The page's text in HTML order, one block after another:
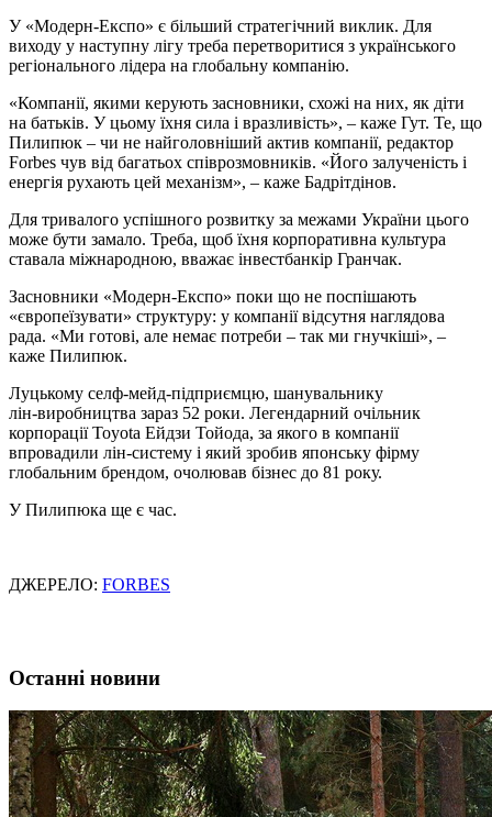
У «Модерн‑Експо» є більший стратегічний виклик. Для
виходу у наступну лігу треба перетворитися з українського
регіонального лідера на глобальну компанію.
«Компанії, якими керують засновники, схожі на них, як діти
на батьків. У цьому їхня сила і вразливість», – каже Гут. Те, що
Пилипюк – чи не найголовніший актив компанії, редактор
Forbes чув від багатьох співрозмовників. «Його залученість і
енергія рухають цей механізм», – каже Бадрітдінов.
Для тривалого успішного розвитку за межами України цього
може бути замало. Треба, щоб їхня корпоративна культура
ставала міжнародною, вважає інвестбанкір Гранчак.
Засновники «Модерн‑Експо» поки що не поспішають
«європеїзувати» структуру: у компанії відсутня наглядова
рада. «Ми готові, але немає потреби – так ми гнучкіші», –
каже Пилипюк.
Луцькому селф‑мейд‑підприємцю, шанувальнику
лін‑виробництва зараз 52 роки. Легендарний очільник
корпорації Toyota Ейдзи Тойода, за якого в компанії
впровадили лін‑систему і який зробив японську фірму
глобальним брендом, очолював бізнес до 81 року.
У Пилипюка ще є час.
ДЖЕРЕЛО: FORBES
Останні новини